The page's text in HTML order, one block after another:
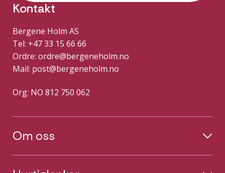
Kontakt
Bergene Holm AS
Tel: +47 33 15 66 66
Ordre: ordre@bergeneholm.no
Mail: post@bergeneholm.no
Org: NO 812 750 062
Om oss